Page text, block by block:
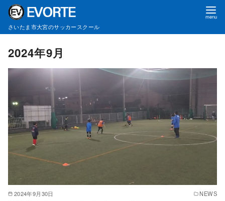
さいたま市大宮のサッカースクール
2024年9月
2024年9月30日 NEWS